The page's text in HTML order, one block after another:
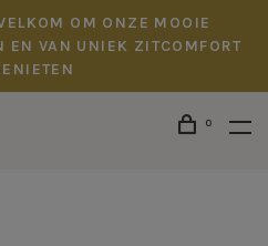
OM ONZE MOOIE
EN VAN UNIEK ZITCOMFORT
0